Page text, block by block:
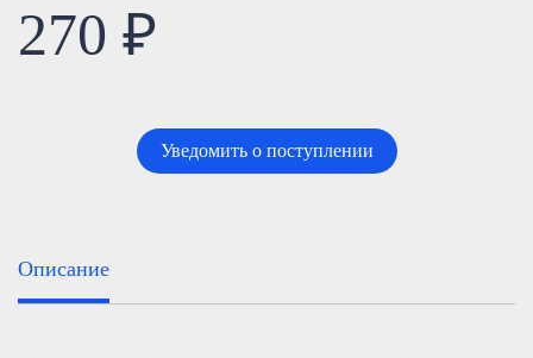
270 ₽
Уведомить о поступлении
Описание